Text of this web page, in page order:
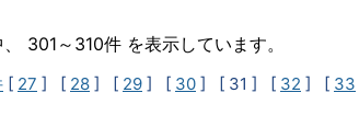
301～310件 を表示しています。
[ 27 ] [ 28 ] [ 29 ] [ 30 ] [ 31 ] [ 32 ] [ 33